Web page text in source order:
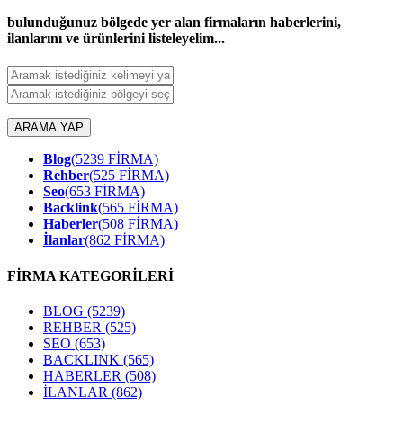
bulunduğunuz bölgede yer alan firmaların haberlerini,
ilanlarını ve ürünlerini listeleyelim...
ARAMA YAP
Blog(5239 FİRMA)
Rehber(525 FİRMA)
Seo(653 FİRMA)
Backlink(565 FİRMA)
Haberler(508 FİRMA)
İlanlar(862 FİRMA)
FİRMA KATEGORİLERİ
BLOG (5239)
REHBER (525)
SEO (653)
BACKLINK (565)
HABERLER (508)
İLANLAR (862)